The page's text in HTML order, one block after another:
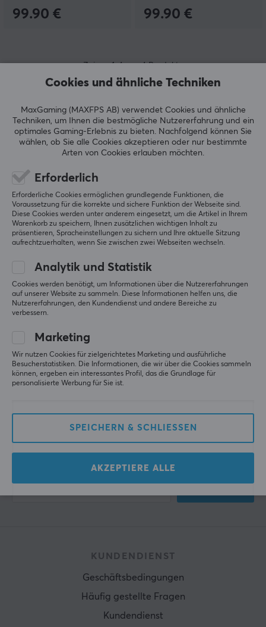
ist ein beliebtes Modell, das sich perfekt für Streamer
sich entscheiden, Sie können sicher sein, dass Sie ein
digitale Präsenz verbessert.
99.90 € 99.90 €
MEHR ANZEIGEN...
Zeigen1-4von4Produkte
Zuletzt angesehen
Mehr als 400.000 Spieler abonnieren heute unseren
KUNDENDIENST
Geschäftsbedingungen
Häufig gestellte Fragen
Kundendienst
Cookies und ähnliche Techniken
MaxGaming (MAXFPS AB) verwendet Cookies und ähnliche
Techniken, um Ihnen die bestmögliche Nutzererfahrung und ein
optimales Gaming-Erlebnis zu bieten.
Nachfolgend können Sie
wählen, ob Sie alle Cookies akzeptieren oder nur bestimmte
Arten von Cookies erlauben möchten.
Erforderlich
Erforderliche Cookies ermöglichen grundlegende Funktionen, die
Voraussetzung für die korrekte und sichere Funktion der Webseite sind.
Diese Cookies werden unter anderem eingesetzt, um die Artikel in Ihrem
Warenkorb zu speichern, Ihnen zusätzlichen wichtigen Inhalt zu
präsentieren, Spracheinstellungen zu sichern und Ihre aktuelle Sitzung
aufrechtzuerhalten, wenn Sie zwischen zwei Webseiten wechseln.
Analytik und Statistik
Cookies werden benötigt, um Informationen über die Nutzererfahrungen
auf unserer Website zu sammeln. Diese Informationen helfen uns, die
Nutzererfahrungen, den Kundendienst und andere Bereiche zu
verbessern.
Marketing
Wir nutzen Cookies für zielgerichtetes Marketing und ausführliche
Besucherstatistiken. Die Informationen, die wir über die Cookies sammeln
können, ergeben ein interessantes Profil, das die Grundlage für
personalisierte Werbung für Sie ist.
SPEICHERN & SCHLIESSEN
AKZEPTIERE ALLE